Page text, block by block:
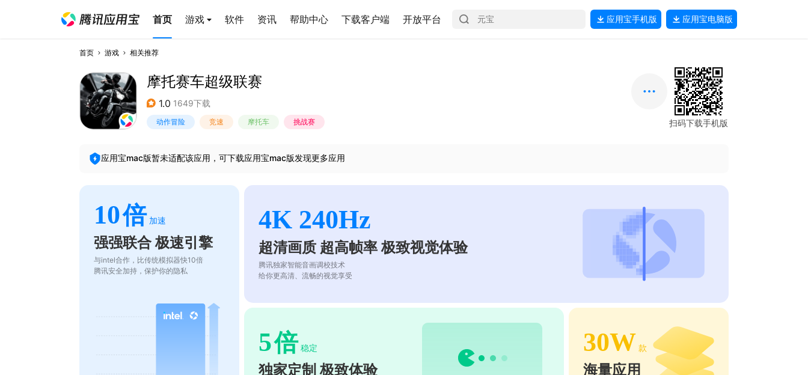
首页 游戏 软件 资讯 帮助中心 下载客户端 开放平台 应用宝手机版 应用宝电脑版
首页 游戏 相关推荐
摩托赛车超级联赛
1.0 1649下载
动作冒险 竞速 摩托车 挑战赛 扫码下载手机版
应用宝mac版暂未适配该应用，可下载应用宝mac版发现更多应用
10倍 加速
强强联合 极速引擎
与intel合作，比传统模拟器快10倍
腾讯安全加持，保护你的隐私
4K 240Hz
超清画质 超高帧率 极致视觉体验
腾讯独家智能音画调校技术
给你更高清、流畅的视觉享受
5倍 稳定
独家定制 极致体验
30W 款
海量应用